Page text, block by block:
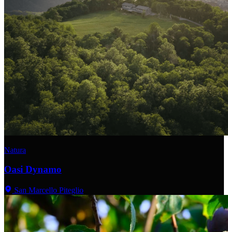
Natura
Oasi Dynamo
San Marcello Piteglio